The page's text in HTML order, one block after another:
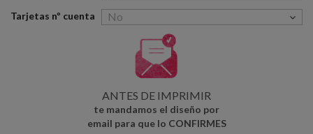
Tarjetas nº cuenta
ANTES DE IMPRIMIR
te mandamos el diseño por
email para que lo CONFIRMES